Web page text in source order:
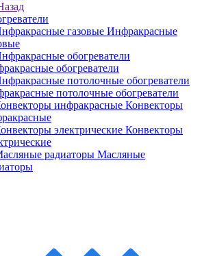
Инфракрасные
обогреватели
потолочные обогреватели
Конвекторы
Конвекторы
Масляные